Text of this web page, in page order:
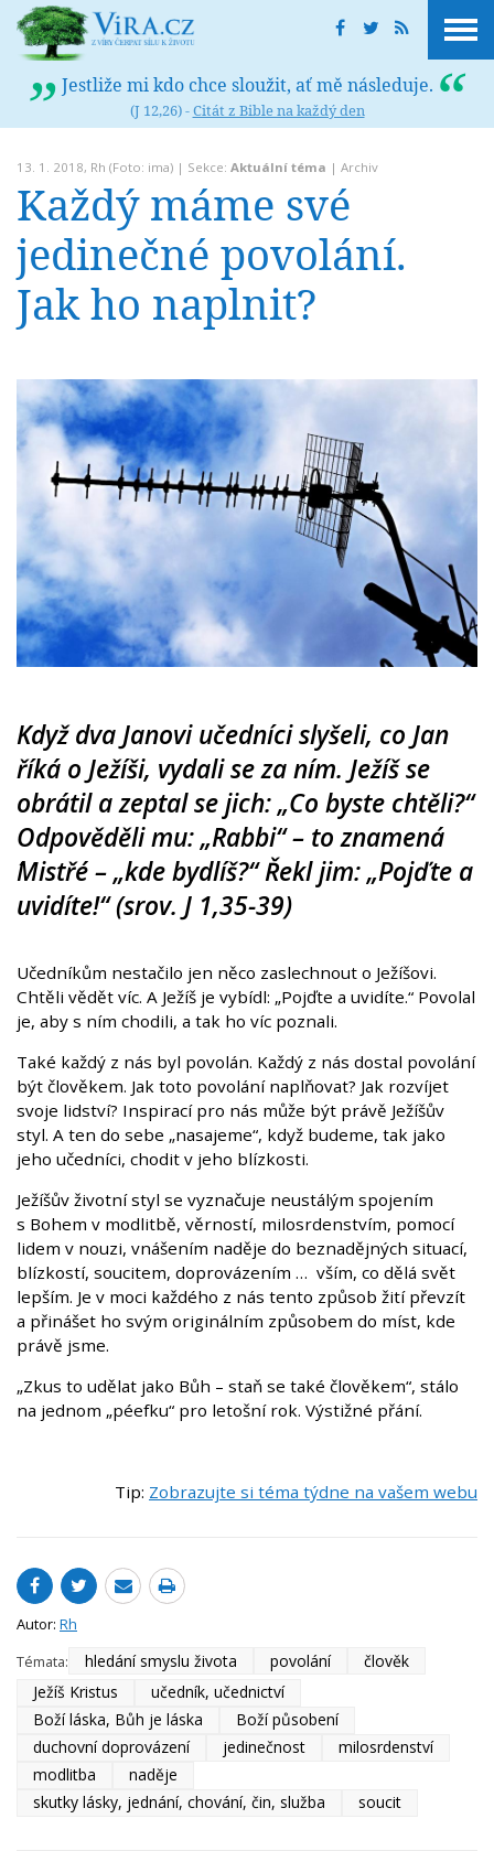
Jestliže mi kdo chce sloužit, ať mě následuje.
(J 12,26) -Citát z Bible na každý den
13. 1. 2018, Rh (Foto: ima) | Sekce: Aktuální téma | Archiv
Každý máme své
jedinečné povolání.
Jak ho naplnit?
Když dva Janovi učedníci slyšeli, co Jan
říká o Ježíši, vydali se za ním. Ježíš se
obrátil a zeptal se jich: „Co byste chtěli?“
Odpověděli mu: „Rabbi“ – to znamená
´Mistře´ – „kde bydlíš?“ Řekl jim: „Pojďte a
uvidíte!“ (srov. J 1,35-39)
Učedníkům nestačilo jen něco zaslechnout o Ježíšovi.
Chtěli vědět víc. A Ježíš je vybídl: „Pojďte a uvidíte.“ Povolal
je, aby s ním chodili, a tak ho víc poznali.
Také každý z nás byl povolán. Každý z nás dostal povolání
být člověkem. Jak toto povolání naplňovat? Jak rozvíjet
svoje lidství? Inspirací pro nás může být právě Ježíšův
styl. A ten do sebe „nasajeme“, když budeme, tak jako
jeho učedníci, chodit v jeho blízkosti.
Ježíšův životní styl se vyznačuje neustálým spojením
s Bohem v modlitbě, věrností, milosrdenstvím, pomocí
lidem v nouzi, vnášením naděje do beznadějných situací,
blízkostí, soucitem, doprovázením … vším, co dělá svět
lepším. Je v moci každého z nás tento způsob žití převzít
a přinášet ho svým originálním způsobem do míst, kde
právě jsme.
„Zkus to udělat jako Bůh – staň se také člověkem“, stálo
na jednom „péefku“ pro letošní rok. Výstižné přání.
Tip: Zobrazujte si téma týdne na vašem webu
Autor: Rh
Témata:
hledání smyslu života povolání
člověk
Ježíš Kristus
učedník, učednictví
Boží láska, Bůh je láska
Boží působení
duchovní doprovázení
jedinečnost
milosrdenství
modlitba
naděje
skutky lásky, jednání, chování, čin, služba
soucit